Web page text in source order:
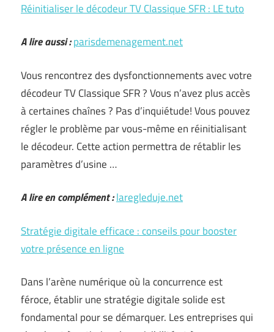
Réinitialiser le décodeur TV Classique SFR : LE tuto
A lire aussi :parisdemenagement.net
Vous rencontrez des dysfonctionnements avec votre
décodeur TV Classique SFR ? Vous n’avez plus accès
à certaines chaînes ? Pas d’inquiétude! Vous pouvez
régler le problème par vous-même en réinitialisant
le décodeur. Cette action permettra de rétablir les
paramètres d’usine …
A lire en complément :laregleduje.net
Stratégie digitale efficace : conseils pour booster
votre présence en ligne
Dans l’arène numérique où la concurrence est
féroce, établir une stratégie digitale solide est
fondamental pour se démarquer. Les entreprises qui